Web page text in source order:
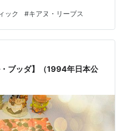
。見ていてかっこよかったで
驚く無駄のない作りコンチネン
コいい洗練されたカメラワー
写がエグい シリーズで続編が
みようと思います。 アクショ
ック #キアヌ・リーブス
ブッダ】（1994年日本公